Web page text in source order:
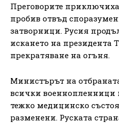
Преговорите приключиха
пробив отвъд
затворници. Русия
искането на президента
прекратяване на огъня.
Министърът на
всички военнопленници
тежко медицинско
разменени. Руската